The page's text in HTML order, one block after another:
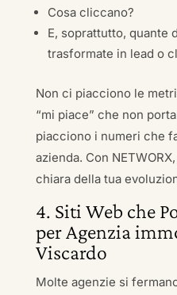
Cosa cliccano?
E, soprattutto, quante
trasformate in lead o
Non ci piacciono le
“mi piace” che non
piacciono i numeri che
azienda. Con
chiara della tua
4. Siti Web che
per Agenzia
Viscardo
Molte agenzie si